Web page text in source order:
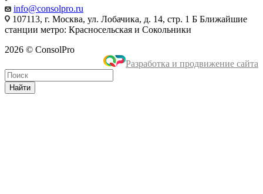
info@consolpro.ru
107113, г. Москва, ул. Лобачика, д. 14, стр. 1 Б Ближайшие
станции метро: Красносельская и Сокольники
2026 © ConsolPro
Разработка и продвижение сайта
Найти